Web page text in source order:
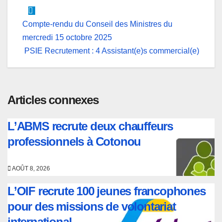
Navigation
de
l’article
Compte-rendu du Conseil des Ministres du
mercredi 15 octobre 2025
PSIE Recrutement : 4 Assistant(e)s commercial(e)
Articles connexes
L’ABMS recrute deux chauffeurs
professionnels à Cotonou
AOÛT 8, 2026
L’OIF recrute 100 jeunes francophones
pour des missions de volontariat